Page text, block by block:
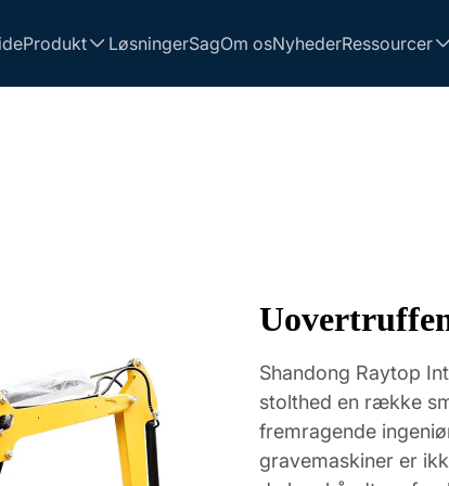
Produkt LøsningerSagOm osNyhederRessourcer
Shandong Raytop
stolthed en række
fremragende
gravemaskiner er